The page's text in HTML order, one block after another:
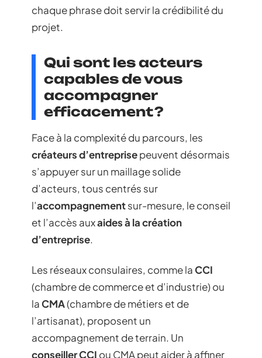
chaque phrase doit servir la crédibilité du
projet.
Qui sont les acteurs
capables de vous
accompagner
efficacement ?
Face à la complexité du parcours, les
créateurs d’entreprisepeuvent désormais
s’appuyer sur un maillage solide
d’acteurs, tous centrés sur
l’accompagnementsur-mesure, le conseil
et l’accès auxaides à la création
d’entreprise.
Les réseaux consulaires, comme laCCI
(chambre de commerce et d’industrie) ou
laCMA(chambre de métiers et de
l’artisanat), proposent un
accompagnement de terrain. Un
conseiller CCI ou CMA peut aider à affiner